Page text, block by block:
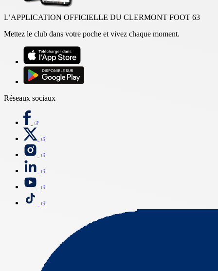
L’APPLICATION OFFICIELLE DU CLERMONT FOOT 63
Mettez le club dans votre poche et vivez chaque moment.
Réseaux sociaux